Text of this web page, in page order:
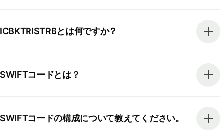
ICBKTRISTRBとは何ですか？
SWIFTコードとは？
SWIFTコードの構成について教えてください。